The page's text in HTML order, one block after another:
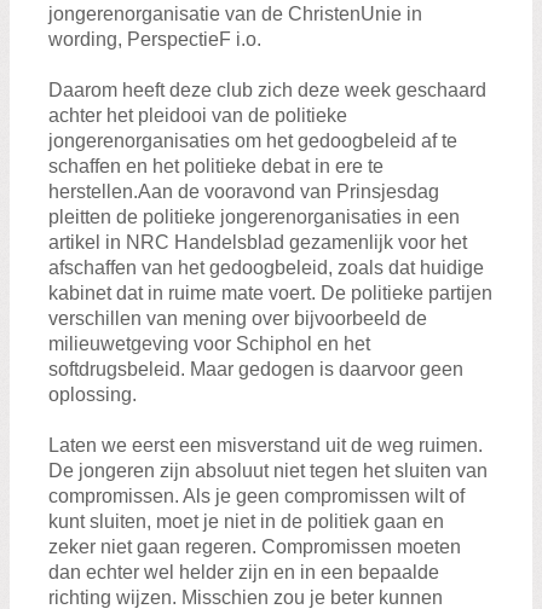
jongerenorganisatie van de ChristenUnie in
wording, PerspectieF i.o.
Daarom heeft deze club zich deze week geschaard
achter het pleidooi van de politieke
jongerenorganisaties om het gedoogbeleid af te
schaffen en het politieke debat in ere te
herstellen.Aan de vooravond van Prinsjesdag
pleitten de politieke jongerenorganisaties in een
artikel in NRC Handelsblad gezamenlijk voor het
afschaffen van het gedoogbeleid, zoals dat huidige
kabinet dat in ruime mate voert. De politieke partijen
verschillen van mening over bijvoorbeeld de
milieuwetgeving voor Schiphol en het
softdrugsbeleid. Maar gedogen is daarvoor geen
oplossing.
Laten we eerst een misverstand uit de weg ruimen.
De jongeren zijn absoluut niet tegen het sluiten van
compromissen. Als je geen compromissen wilt of
kunt sluiten, moet je niet in de politiek gaan en
zeker niet gaan regeren. Compromissen moeten
dan echter wel helder zijn en in een bepaalde
richting wijzen. Misschien zou je beter kunnen